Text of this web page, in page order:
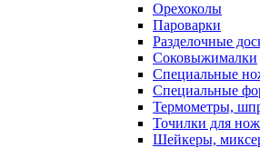
Орехоколы
Пароварки
Разделочные
Соковыжималки
Специальные
Специальные
Термометры,
Точилки для
Шейкеры,